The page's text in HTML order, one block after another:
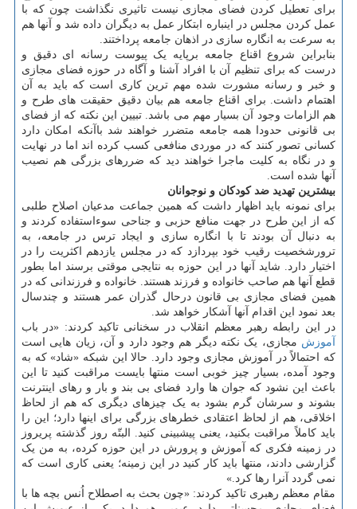
برای تعطیل کردن فضای مجازی نیست تاثیری نگذاشت چون که با
عمل کردن مجلس در اینباره ابتکار عمل به دیگران داده شد و آنها هم
به سرعت به انگاره سازی در اذهان جامعه پرداختند.
بنابراین شروع اقناع جامعه برپایه یک پیوست رسانه ای دقیق و
درست که برای تنظیم آن با افراد آشنا و آگاه در حوزه فضای مجازی
و خبر و رسانه مشورت شده مهم ترین کاری است که باید به آن
اهتمام داشت. برای اقناع جامعه هم بیان دقیق حقیقت های طرح و
هم الزامات وجود آن بسیار مهم می باشد. تبیین این نکته که از فضای
بی قانونی حدودا همه جامعه متضرر خواهند شد باآنکه امکان دارد
کسانی تصور کنند که در موردی منافعی کسب کرده اند اما در نهایت
و در نگاه به کلیت ماجرا خواهند دید که ضررهای بزرگی هم نصیب
آنها شده است.
بیشترین تهدید ضد کودکان و نوجوانان
برای نمونه باید اظهار داشت که همین جماعت مدعیان اصلاح طلبی
که از این طرح در جهت منافع حزبی و جناحی سوءاستفاده کردند و
به دنبال آن بودند تا با انگاره سازی و ایجاد ترس در جامعه، به
ترورشخصیت رقیب خود بپردازد که در مجلس یازدهم اکثریت را در
اختیار دارد. شاید آنها در این حوزه به نتایجی موقتی برسند اما بطور
قطع آنها هم صاحب خانواده و فرزند هستند. خانواده و فرزندانی که در
همین فضای مجازی بی قانون درحال گذران عمر هستند و چندسال
بعد نمود این اقدام آنها آشکار خواهد شد.
در این رابطه رهبر معظم انقلاب در سخنانی تاکید کردند: «در باب
آموزش مجازی، یک نکته دیگر هم وجود دارد و آن، زیان هایی است
که احتمالاً در آموزش مجازی وجود دارد. حالا این شبکه «شاد» که به
وجود آمده، بسیار چیز خوبی است منتها بایست مراقبت کنید تا این
باعث این نشود که جوان ها وارد فضای بی بند و بار و رهای اینترنت
بشوند و سرشان گرم بشود به یک چیزهای دیگری که هم از لحاظ
اخلاقی، هم از لحاظ اعتقادی خطرهای بزرگی برای اینها دارد؛ این را
باید کاملاً مراقبت بکنید، یعنی پیشبینی کنید. البتّه روز گذشته پریروز
در زمینه فکری که آموزش و پرورش در این حوزه کرده، به من یک
گزارشی دادند، منتها باید کار کنید در این زمینه؛ یعنی کاری است که
نمی گردد آنرا رها کرد.»
مقام معظم رهبری تاکید کردند: «چون بحث به اصطلاح اُنس بچه ها با